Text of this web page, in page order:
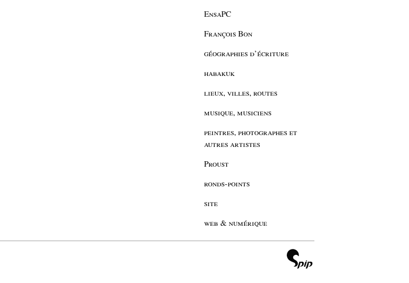
EnsaPC
François Bon
géographies d’écriture
habakuk
lieux, villes, routes
musique, musiciens
peintres, photographes et
autres artistes
Proust
ronds-points
site
web & numérique